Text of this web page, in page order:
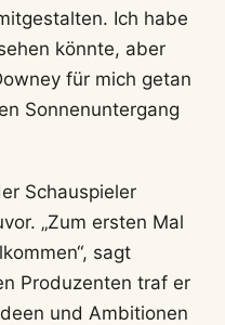
Ich habe
könnte, aber
für mich getan
Sonnenuntergang
Schauspieler
„Zum ersten Mal
sagt
Produzenten traf er
und Ambitionen